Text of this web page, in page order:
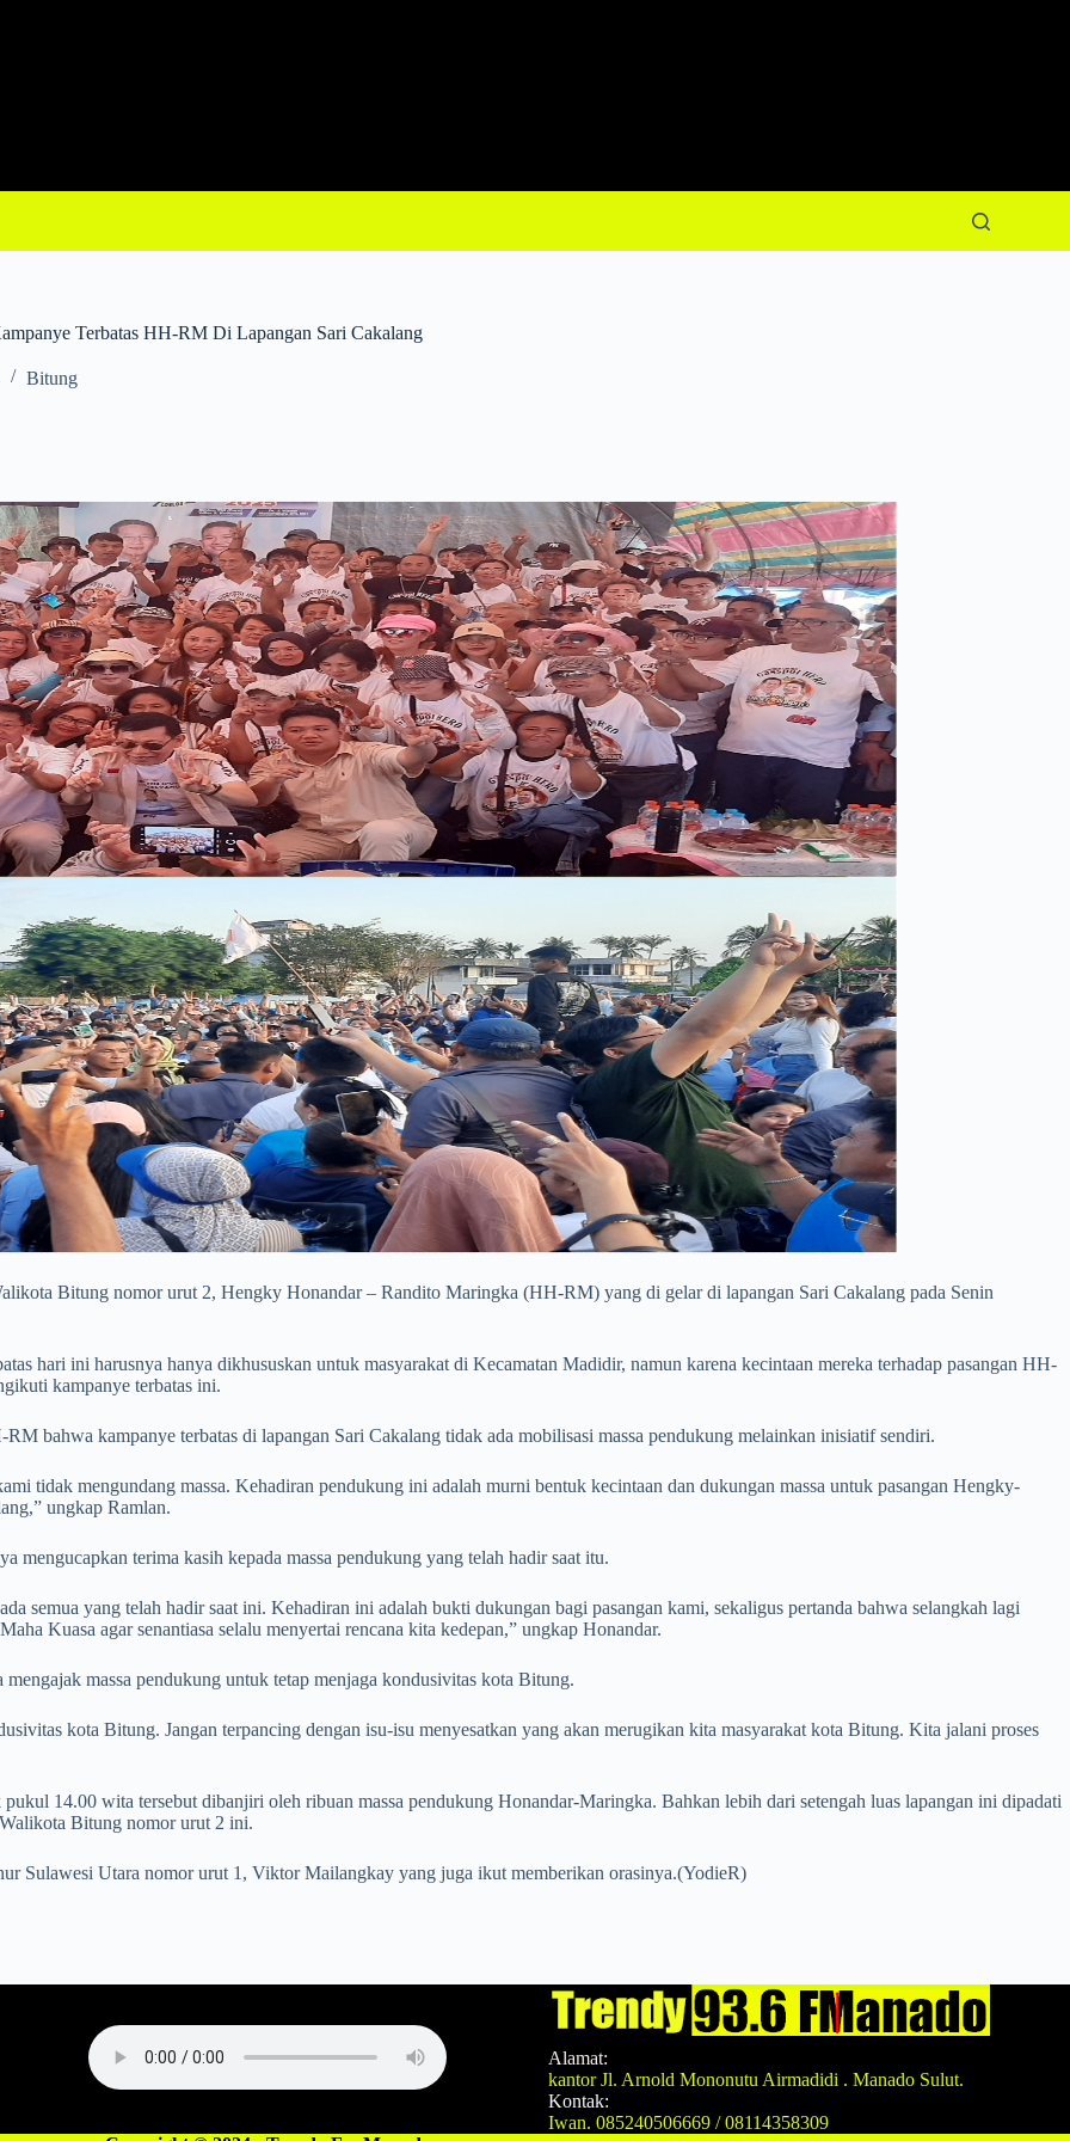
Terbatas HH-RM Di Lapangan Sari Cakalang
Bitung
Bitung nomor urut 2, Hengky Honandar – Randito Maringka (HH-RM) yang di gelar di lapangan Sari Cakalang pada Senin
hari ini harusnya hanya dikhususkan untuk masyarakat di Kecamatan Madidir, namun karena kecintaan mereka terhadap pasangan HH-
kampanye terbatas ini.
bahwa kampanye terbatas di lapangan Sari Cakalang tidak ada mobilisasi massa pendukung melainkan inisiatif sendiri.
tidak mengundang massa. Kehadiran pendukung ini adalah murni bentuk kecintaan dan dukungan massa untuk pasangan Hengky-
ungkap Ramlan.
mengucapkan terima kasih kepada massa pendukung yang telah hadir saat itu.
semua yang telah hadir saat ini. Kehadiran ini adalah bukti dukungan bagi pasangan kami, sekaligus pertanda bahwa selangkah lagi
Kuasa agar senantiasa selalu menyertai rencana kita kedepan,” ungkap Honandar.
massa pendukung untuk tetap menjaga kondusivitas kota Bitung.
kota Bitung. Jangan terpancing dengan isu-isu menyesatkan yang akan merugikan kita masyarakat kota Bitung. Kita jalani proses
14.00 wita tersebut dibanjiri oleh ribuan massa pendukung Honandar-Maringka. Bahkan lebih dari setengah luas lapangan ini dipadati
Walikota Bitung nomor urut 2 ini.
Sulawesi Utara nomor urut 1, Viktor Mailangkay yang juga ikut memberikan orasinya.(YodieR)
Alamat:
kantor Jl. Arnold Mononutu Airmadidi . Manado Sulut.
Kontak:
Iwan. 085240506669 / 08114358309